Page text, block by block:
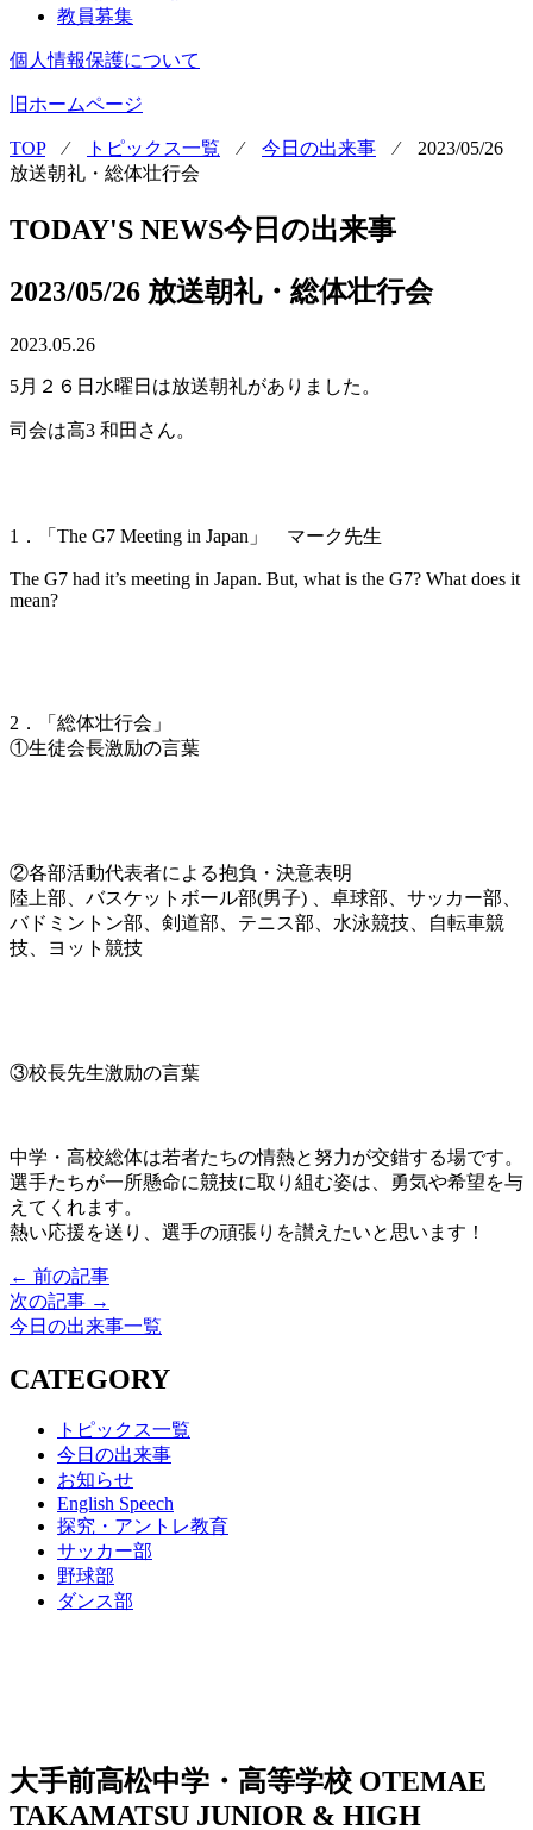
教員募集
個人情報保護について
旧ホームページ
TOP⁄ トピックス一覧 ⁄ 今日の出来事 ⁄ 2023/05/26
放送朝礼・総体壮行会
TODAY'S NEWS今日の出来事
2023/05/26 放送朝礼・総体壮行会
2023.05.26
5月２６日水曜日は放送朝礼がありました。
司会は高3 和田さん。
1．「The G7 Meeting in Japan 」 マーク先生
The G7 had it’s meeting in Japan. But, what is the G7? What does it
mean?
2．「総体壮行会」
①生徒会長激励の言葉
②各部活動代表者による抱負・決意表明
陸上部、バスケットボール部(男子) 、卓球部、サッカー部、
バドミントン部、剣道部、テニス部、水泳競技、自転車競
技、ヨット競技
③校長先生激励の言葉
中学・高校総体は若者たちの情熱と努力が交錯する場です。
選手たちが一所懸命に競技に取り組む姿は、勇気や希望を与
えてくれます。
熱い応援を送り、選手の頑張りを讃えたいと思います！
← 前の記事
次の記事 →
今日の出来事一覧
CATEGORY
トピックス一覧
今日の出来事
お知らせ
English Speech
探究・アントレ教育
サッカー部
野球部
ダンス部
大手前高松中学・高等学校 OTEMAE
TAKAMATSU JUNIOR & HIGH